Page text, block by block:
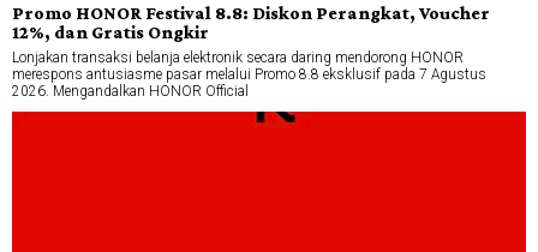
Promo HONOR Festival 8.8: Diskon Perangkat, Voucher
12%, dan Gratis Ongkir
Lonjakan transaksi belanja elektronik secara daring mendorong HONOR
merespons antusiasme pasar melalui Promo 8.8 eksklusif pada 7 Agustus
2026. Mengandalkan HONOR Official